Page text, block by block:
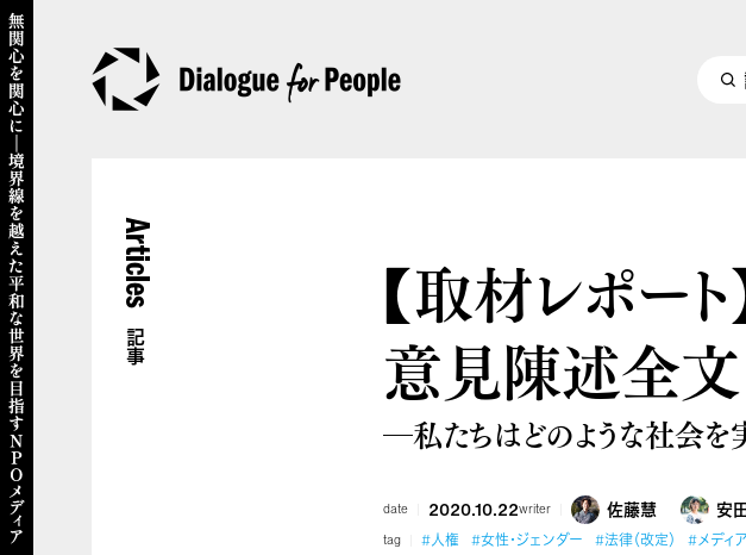
Articles
記事
【取材レポー
意見陳述全
―私たちはどのような社会を
date 2020.10.22writer 佐藤慧 安
tag #人権 #女性・ジェンダー #法律（改定） #メディア